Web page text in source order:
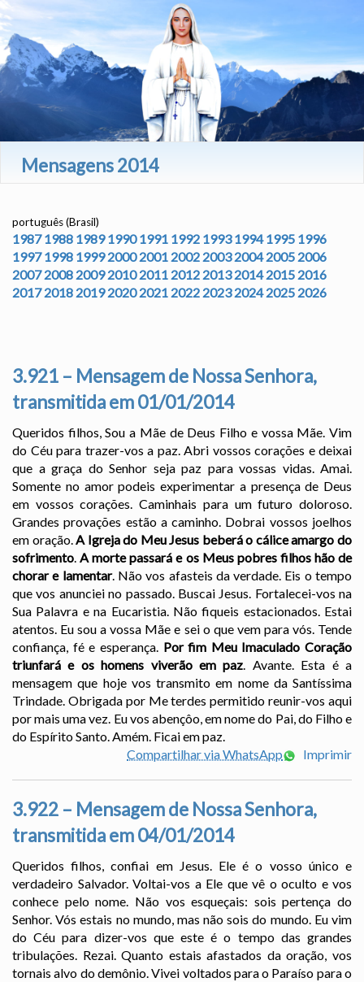
Mensagens 2014
português (Brasil)
1987 1988 1989 1990 1991 1992 1993 1994 1995 1996
1997 1998 1999 2000 2001 2002 2003 2004 2005 2006
2007 2008 2009 2010 2011 2012 2013 2014 2015 2016
2017 2018 2019 2020 2021 2022 2023 2024 2025 2026
3.921 – Mensagem de Nossa Senhora,
transmitida em 01/01/2014
Queridos filhos, Sou a Mãe de Deus Filho e vossa Mãe. Vim
do Céu para trazer-vos a paz. Abri vossos corações e deixai
que a graça do Senhor seja paz para vossas vidas. Amai.
Somente no amor podeis experimentar a presença de Deus
em vossos corações. Caminhais para um futuro doloroso.
Grandes provações estão a caminho. Dobrai vossos joelhos
em oração.A Igreja do Meu Jesus beberá o cálice amargo do
sofrimento.A morte passará e os Meus pobres filhos hão de
chorar e lamentar. Não vos afasteis da verdade. Eis o tempo
que vos anunciei no passado. Buscai Jesus. Fortalecei-vos na
Sua Palavra e na Eucaristia. Não fiqueis estacionados. Estai
atentos. Eu sou a vossa Mãe e sei o que vem para vós. Tende
confiança, fé e esperança. Por fim Meu Imaculado Coração
triunfará e os homens viverão em paz. Avante. Esta é a
mensagem que hoje vos transmito em nome da Santíssima
Trindade. Obrigada por Me terdes permitido reunir-vos aqui
por mais uma vez. Eu vos abençôo, em nome do Pai, do Filho e
do Espírito Santo. Amém. Ficai em paz.
Compartilhar via WhatsApp
Imprimir
3.922 – Mensagem de Nossa Senhora,
transmitida em 04/01/2014
Queridos filhos, confiai em Jesus. Ele é o vosso único e
verdadeiro Salvador. Voltai-vos a Ele que vê o oculto e vos
conhece pelo nome. Não vos esqueçais: sois pertença do
Senhor. Vós estais no mundo, mas não sois do mundo. Eu vim
do Céu para dizer-vos que este é o tempo das grandes
tribulações. Rezai. Quanto estais afastados da oração, vos
tornais alvo do demônio. Vivei voltados para o Paraíso para o